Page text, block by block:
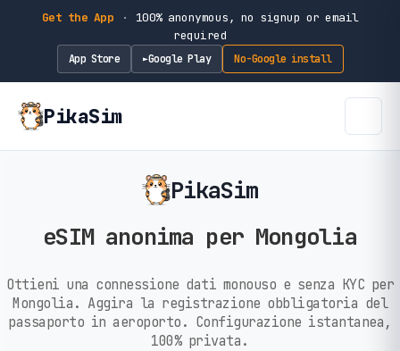
Get the App ·
100% anonymous, no signup or email
required
App Store ►Google Play No-Google install
PikaSim
PikaSim
eSIM anonima per Mongolia
Ottieni una connessione dati monouso e senza KYC per
Mongolia. Aggira la registrazione obbligatoria del
passaporto in aeroporto. Configurazione istantanea,
100% privata.